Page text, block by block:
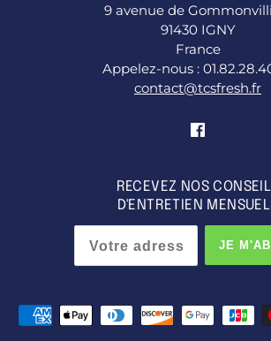
9 avenue de
91430 IGNY
France
Appelez-nous :
contact@tcsfresh.fr
RECEVEZ NOS
D'ENTRETIEN
JE